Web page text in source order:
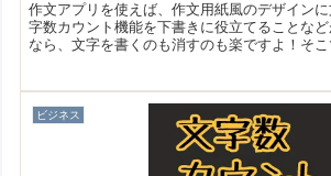
作文アプリを使えば、作文用紙風のデザイン
字数カウント機能を下書きに役立てることな
なら、文字を書くのも消すのも楽ですよ！そ
ビジネス